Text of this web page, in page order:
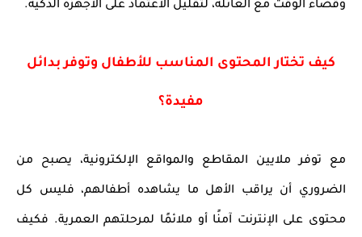
وقضاء الوقت مع العائلة، لتقليل الاعتماد على الأجهزة الذكية.
كيف تختار المحتوى المناسب للأطفال وتوفر بدائل
مفيدة؟
مع توفر ملايين المقاطع والمواقع الإلكترونية، يصبح من
الضروري أن يراقب الأهل ما يشاهده أطفالهم، فليس كل
محتوى على الإنترنت آمنًا أو ملائمًا لمرحلتهم العمرية. فكيف